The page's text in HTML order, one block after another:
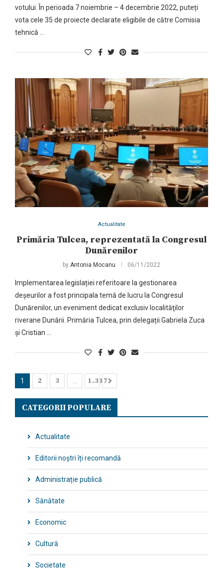
votului. În perioada 7 noiembrie – 4 decembrie 2022, puteți
vota cele 35 de proiecte declarate eligibile de către Comisia
tehnică …
Actualitate
Primăria Tulcea, reprezentată la Congresul
Dunărenilor
by Antonia Mocanu 06/11/2022
Implementarea legislației referitoare la gestionarea
deșeurilor a fost principala temă de lucru la Congresul
Dunărenilor, un eveniment dedicat exclusiv localităţilor
riverane Dunării. Primăria Tulcea, prin delegații Gabriela Zuca
și Cristian …
1 2 3 1.317
CATEGORII POPULARE
Actualitate
Editorii noștri îți recomandă
Administrație publică
Sănătate
Economic
Cultură
Societate